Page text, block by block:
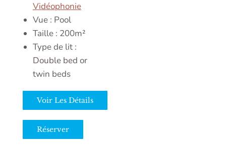
Vidéophonie
Vue : Pool
Taille : 200m²
Type de lit :
Double bed or
twin beds
Voir Les Détails
Réserver